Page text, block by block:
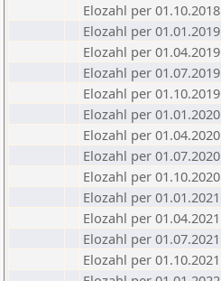
Elozahl per 01.10.2018
Elozahl per 01.01.2019
Elozahl per 01.04.2019
Elozahl per 01.07.2019
Elozahl per 01.10.2019
Elozahl per 01.01.2020
Elozahl per 01.04.2020
Elozahl per 01.07.2020
Elozahl per 01.10.2020
Elozahl per 01.01.2021
Elozahl per 01.04.2021
Elozahl per 01.07.2021
Elozahl per 01.10.2021